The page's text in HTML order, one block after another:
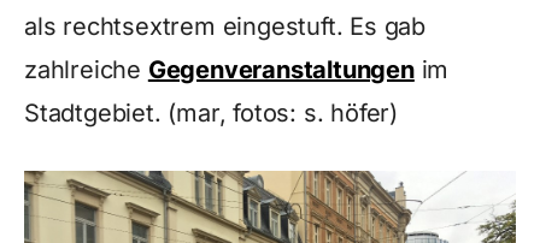
als rechtsextrem eingestuft. Es gab
zahlreiche Gegenveranstaltungenim
Stadtgebiet. (mar, fotos: s. höfer)